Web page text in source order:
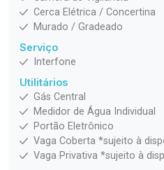
Cerca Elétrica / Concertina
Murado / Gradeado
Serviço
Interfone
Utilitários
Gás Central
Medidor de Água Individual
Portão Eletrônico
Vaga Coberta *sujeito à
Vaga Privativa *sujeito à